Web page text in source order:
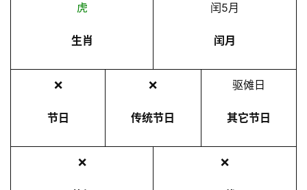
虎
生肖
闰5月
闰月
❌
节日
❌
传统节日
驱傩日
其它节日
❌ ❌